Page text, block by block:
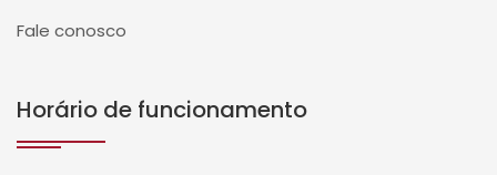
Fale conosco
Horário de funcionamento